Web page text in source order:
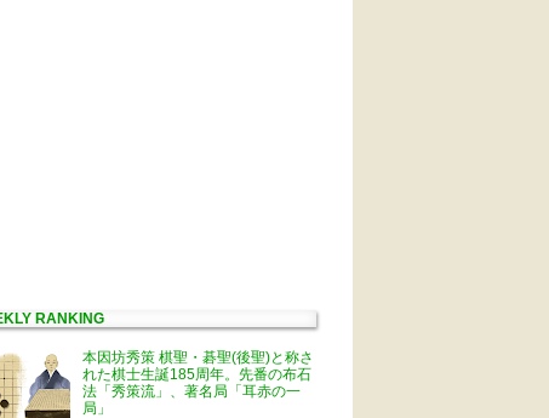
RANKING
本因坊秀策 棋聖・碁聖(後聖)と称さ
れた棋士生誕185周年。先番の布石
法「秀策流」、著名局「耳赤の一
局」